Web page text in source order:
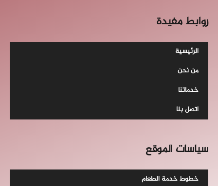
روابط مفيدة
الرئيسية
من نحن
خدماتنا
اتصل بنا
سياسات الموقع
خطوط خدمة الطعام